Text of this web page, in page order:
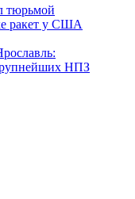
тюрьмой
ракет у США
НПЗ